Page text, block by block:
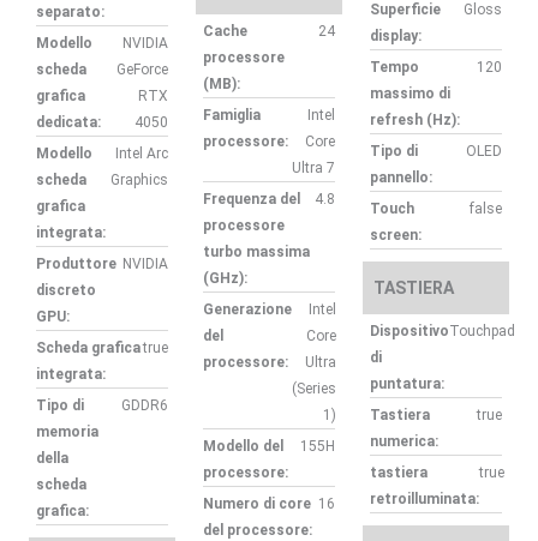
separato:
Modello
scheda
grafica
dedicata:
NVIDIA
GeForce
RTX
4050
Modello
scheda
grafica
integrata:
Intel Arc
Graphics
Produttore
discreto
GPU:
NVIDIA
Scheda grafica
integrata:
true
Tipo di
memoria
della
scheda
grafica:
GDDR6
Cache
processore
(MB):
24
Famiglia
processore:
Intel
Core
Ultra 7
Frequenza del
processore
turbo massima
(GHz):
4.8
Generazione
del
processore:
Intel
Core
Ultra
(Series
1)
Modello del
processore:
155H
Numero di core
del processore:
16
Superficie
display:
Gloss
Tempo
massimo di
refresh (Hz):
120
Tipo di
pannello:
OLED
Touch
screen:
false
TASTIERA
Dispositivo
di
puntatura:
Touchpad
Tastiera
numerica:
true
tastiera
retroilluminata:
true